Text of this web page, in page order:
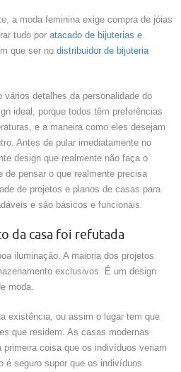
a moda feminina exige compra de jóias
tudo por atacado de bijuterias e
que ser no distribuidor de bijuteria
vários detalhes da personalidade do
ideal, porque todos têm preferências
e a maneira como eles desejam
Antes de pular imediatamente no
design que realmente não faça o
de pensar o que realmente precisa
de projetos e planos de casas para
​​e são básicos e funcionais.
da casa foi refutada
iluminação. A maioria dos projetos
exclusivos. É um design
moda.
existência, ou assim o lugar tem que
que residem. As casas modernas
coisa que os indivíduos veriam
é seguro supor que os indivíduos